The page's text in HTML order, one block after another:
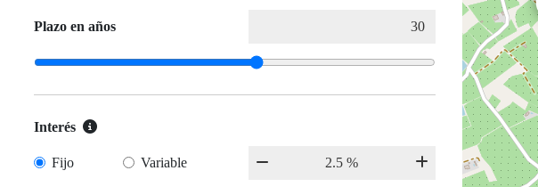
Plazo en años
Interés
Fijo Variable